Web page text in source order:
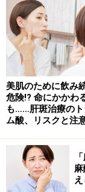
胞の機能阻
れる)を持
する化学物
抗生剤：
指す通称。
言います。以
するのは、細
についてです。
美肌のために飲み
危険!? 命にかかわ
も……肝斑治療の
ム酸、リスクと注